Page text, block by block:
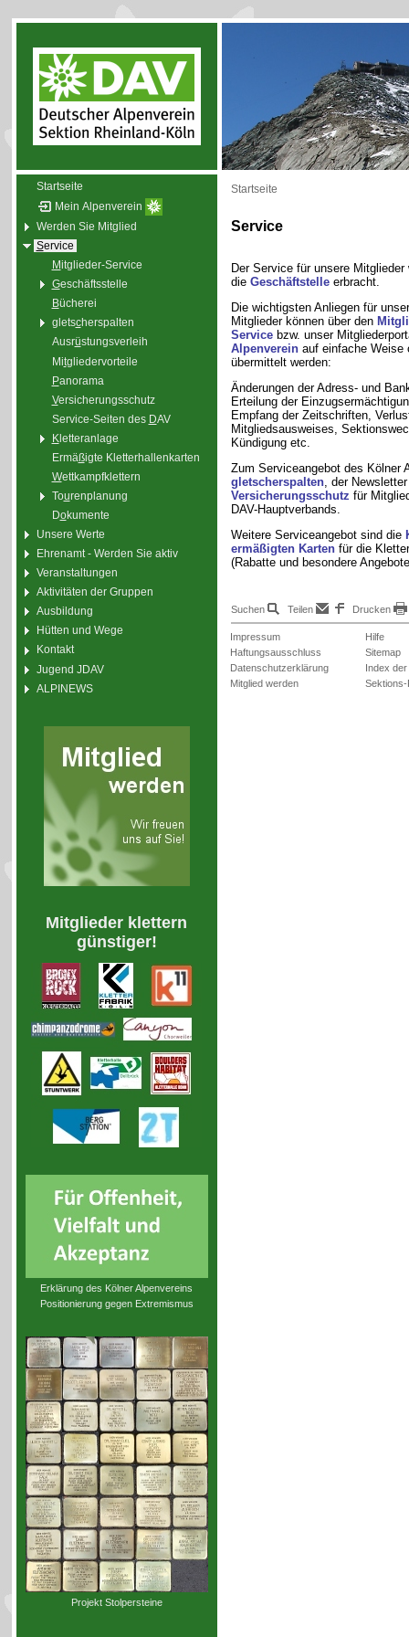
Startseite
Mein Alpenverein
Werden Sie Mitglied
Service
Mitglieder-Service
Geschäftsstelle
Bücherei
gletscherspalten
Ausrüstungsverleih
Mitgliedervorteile
Panorama
Versicherungsschutz
Service-Seiten des DAV
Kletteranlage
Ermäßigte Kletterhallenkarten
Wettkampfklettern
Tourenplanung
Dokumente
Unsere Werte
Ehrenamt - Werden Sie aktiv
Veranstaltungen
Aktivitäten der Gruppen
Ausbildung
Hütten und Wege
Kontakt
Jugend JDAV
ALPINEWS
Mitglieder klettern
günstiger!
Erklärung des Kölner Alpenvereins
Positionierung gegen Extremismus
Projekt Stolpersteine
Startseite
Service
Der Service für unsere Mitglieder
die Geschäftstelleerbracht.
Die wichtigsten Anliegen für
Mitglieder können über den
Servicebzw. unser
Alpenvereinauf einfache Weise
übermittelt werden:
Änderungen der Adress- und
Erteilung der
Empfang der Zeitschriften,
Mitgliedsausweises,
Kündigung etc.
Zum Serviceangebot des Kölner
gletscherspalten, der
Versicherungsschutz für
DAV-Hauptverbands.
Weitere Serviceangebot sind die
ermäßigten Kartenfür die
(Rabatte und besondere
Suchen Teilen Drucken
Impressum
Haftungsausschluss
Datenschutzerklärung
Mitglied werden
Hilfe
Sitemap
Index
Sektions-